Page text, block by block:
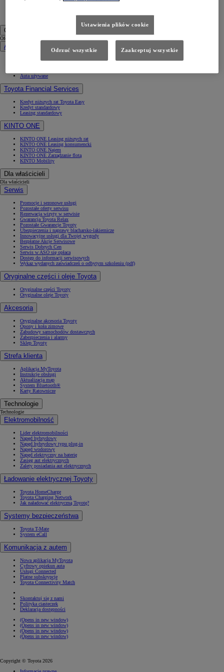
Oferty specjalne i Finansowanie
Oferty specjalne i Finansowanie
Aktualne oferty
Finał wyprzedaży 2025
Auta używane
Toyota Financial Services
Kredyt niższych rat Toyota Easy
Kredyt standardowy
Leasing standardowy
KINTO ONE
KINTO ONE Leasing niższych rat
KINTO ONE Leasing konsumencki
KINTO ONE Najem
KINTO ONE Zarządzanie flotą
KINTO Mobility
Dla właścicieli
Dla właścicieli
Serwis
Promocje i sezonowe usługi
Pozostałe oferty serwisu
Rezerwacja wizyty w serwisie
Gwarancja Toyota Relax
Pozostałe Gwarancje Toyoty
Ubezpieczenia i naprawy blacharsko-lakiernicze
Innowacyjne usługi dla Twojej wygody
Bezpłatne Akcje Serwisowe
Serwis Dobrych Cen
Serwis w ASO się opłaca
Dostęp do informacji serwisowych
Wykaz wydanych zaświadczeń o odbytym szkoleniu (pdf)
Oryginalne części i oleje Toyota
Oryginalne części Toyoty
Oryginalne oleje Toyoty
Akcesoria
Oryginalne akcesoria Toyoty
Opony i koła zimowe
Zabudowy samochodów dostawczych
Zabezpieczenia i alarmy
Sklep Toyoty
Strefa klienta
Aplikacja MyToyota
Instrukcje obsługi
Aktualizacja map
System Bluetooth®
Karty Ratownicze
Technologie
Technologie
Elektromobilność
Lider elektromobilności
Napęd hybrydowy
Napęd hybrydowy typu plug-in
Napęd wodorowy
Napęd elektryczny na baterię
Zasięg aut elektrycznych
Zalety posiadania aut elektrycznych
Ładowanie elektrycznej Toyoty
Toyota HomeCharge
Toyota Charging Network
Jak naładować elektryczną Toyotę?
Systemy bezpieczeństwa
Toyota T-Mate
System eCall
Komunikacja z autem
Nowa aplikacja MyToyota
Cyfrowy opiekun auta
Usługi Connected
Płatne subskrypcje
Toyota Connectivity Match
Skontaktuj się z nami
Polityka ciasteczek
Deklaracja dostępności
(Opens in new window)
(Opens in new window)
(Opens in new window)
(Opens in new window)
Copyright © Toyota 2026
Ustawienia plików cookie
Odrzuć wszystkie Zaakceptuj wszystkie